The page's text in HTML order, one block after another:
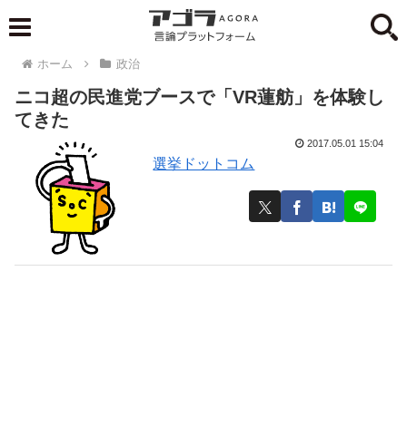
ホーム 政治
ニコ超の民進党ブースで「VR蓮舫」を体験し
てきた
選挙ドットコム
2017.05.01 15:04